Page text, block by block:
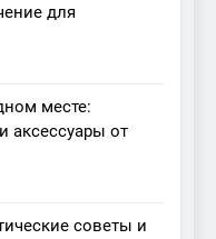
для
месте:
аксессуары от
советы и